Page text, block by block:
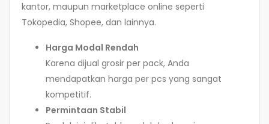
kantor, maupun marketplace online seperti
Tokopedia, Shopee, dan lainnya.
Harga Modal Rendah
Karena dijual grosir per pack, Anda
mendapatkan harga per pcs yang sangat
kompetitif.
Permintaan Stabil